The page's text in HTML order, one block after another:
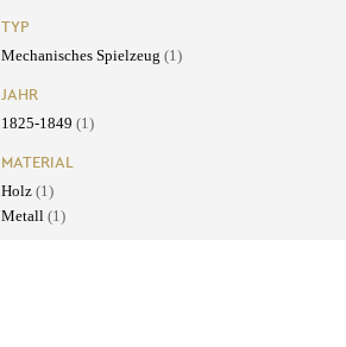
TYP
Mechanisches Spielzeug (1)
JAHR
1825-1849 (1)
MATERIAL
Holz (1)
Metall (1)